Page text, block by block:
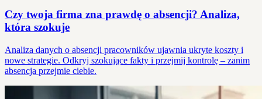
Czy twoja firma zna prawdę o absencji? Analiza,
która szokuje
Analiza danych o absencji pracowników ujawnia ukryte koszty i
nowe strategie. Odkryj szokujące fakty i przejmij kontrolę – zanim
absencja przejmie ciebie.